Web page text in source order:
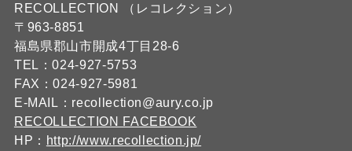
RECOLLECTION （レコレクション）
〒963-8851
福島県郡山市開成4丁目28-6
TEL：024-927-5753
FAX：024-927-5981
E-MAIL：recollection@aury.co.jp
RECOLLECTION FACEBOOK
HP： http://www.recollection.jp/